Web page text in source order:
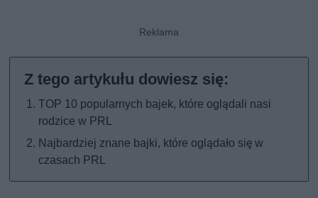
TOP 10 popularnych bajek, które oglądali nasi
rodzice w PRL
Najbardziej znane bajki, które oglądało się w
czasach PRL